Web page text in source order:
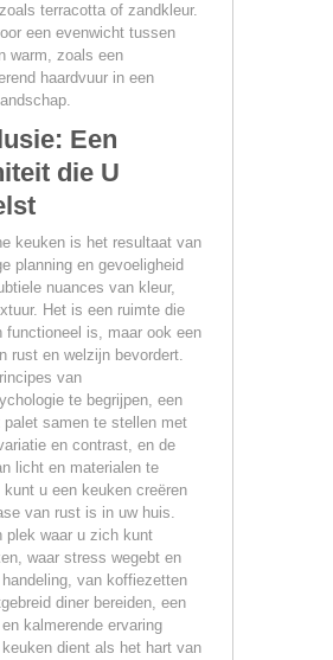
terracotta of zandkleur.
een evenwicht tussen
warm, zoals een
haardvuur in een
Een
die U
keuken is het resultaat van
planning en gevoeligheid
nuances van kleur,
Het is een ruimte die
functioneel is, maar ook een
rust en welzijn bevordert.
van
te begrijpen, een
palet samen te stellen met
en contrast, en de
licht en materialen te
kunt u een keuken creëren
van rust is in uw huis.
plek waar u zich kunt
waar stress wegebt en
van koffiezetten
diner bereiden, een
kalmerende ervaring
dient als het hart van